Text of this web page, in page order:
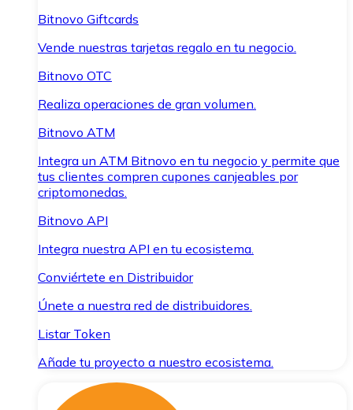
Bitnovo Giftcards
Vende nuestras tarjetas regalo en tu negocio.
Bitnovo OTC
Realiza operaciones de gran volumen.
Bitnovo ATM
Integra un ATM Bitnovo en tu negocio y permite que
tus clientes compren cupones canjeables por
criptomonedas.
Bitnovo API
Integra nuestra API en tu ecosistema.
Conviértete en Distribuidor
Únete a nuestra red de distribuidores.
Listar Token
Añade tu proyecto a nuestro ecosistema.